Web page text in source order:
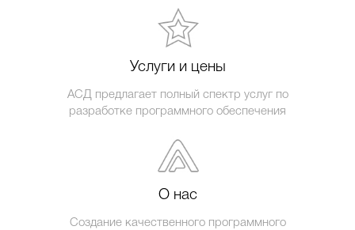
Услуги и цены
АСД предлагает полный спектр услуг по
разработке программного обеспечения
О нас
Создание качественного программного